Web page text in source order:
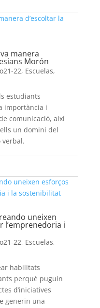
manera
Morón
22, Escuelas,
estudiants
importància i
comunicació, així
un domini del
verbal.
uneixen
l’emprenedoria i
22, Escuelas,
habilitats
perquè puguin
d’iniciatives
generin una